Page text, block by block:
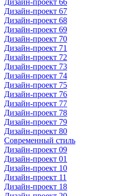
Дизайн-проект 66
Дизайн-проект 67
Дизайн-проект 68
Дизайн-проект 69
Дизайн-проект 70
Дизайн-проект 71
Дизайн-проект 72
Дизайн-проект 73
Дизайн-проект 74
Дизайн-проект 75
Дизайн-проект 76
Дизайн-проект 77
Дизайн-проект 78
Дизайн-проект 79
Дизайн-проект 80
Современный стиль
Дизайн-проект 09
Дизайн-проект 01
Дизайн-проект 10
Дизайн-проект 11
Дизайн-проект 18